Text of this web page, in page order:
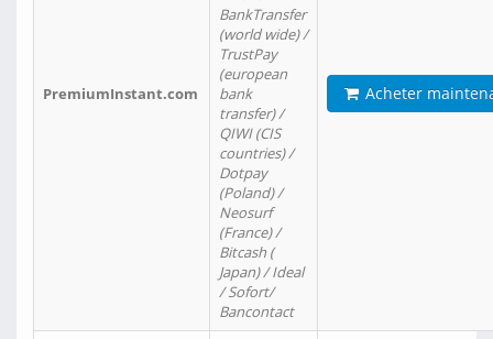
PremiumInstant.com
BankTransfer
(world wide) /
TrustPay
(european
bank
transfer) /
QIWI (CIS
countries) /
Dotpay
(Poland) /
Neosurf
(France) /
Bitcash (
Japan) / Ideal
/ Sofort/
Bancontact
Acheter